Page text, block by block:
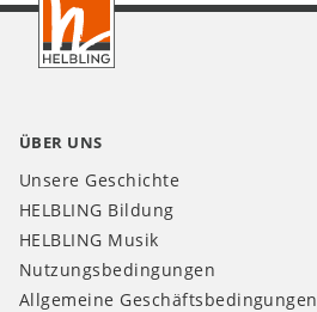
CH
ÜBER UNS
Unsere Geschichte
HELBLING Bildung
HELBLING Musik
Nutzungsbedingungen
Allgemeine Geschäftsbedingungen